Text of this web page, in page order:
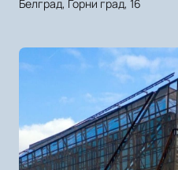
Белград, Горни град, 16